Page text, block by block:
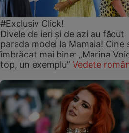
#Exclusiv Click!
Divele de ieri și de azi au făcut
parada modei la Mamaia! Cine
îmbrăcat mai bine: „Marina
top, un exemplu”Vedete